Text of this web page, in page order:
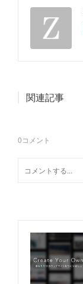
関連記事
0コメント